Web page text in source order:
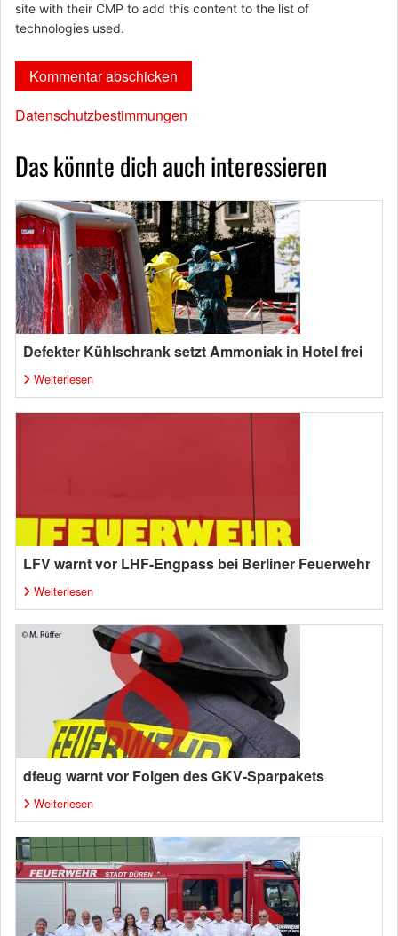
site with their CMP to add this content to the list of
technologies used.
Datenschutzbestimmungen
Das könnte dich auch interessieren
Defekter Kühlschrank setzt Ammoniak in Hotel frei
Weiterlesen
LFV warnt vor LHF-Engpass bei Berliner Feuerwehr
Weiterlesen
dfeug warnt vor Folgen des GKV-Sparpakets
Weiterlesen